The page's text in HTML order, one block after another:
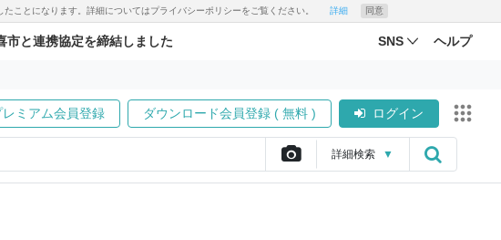
ことになります。詳細についてはプライバシーポリシーをご覧ください。 詳細 同意
市と連携協定を締結しました SNS ヘルプ
レミアム会員登録 ダウンロード会員登録 ( 無料 ) ログイン
詳細検索 ▼